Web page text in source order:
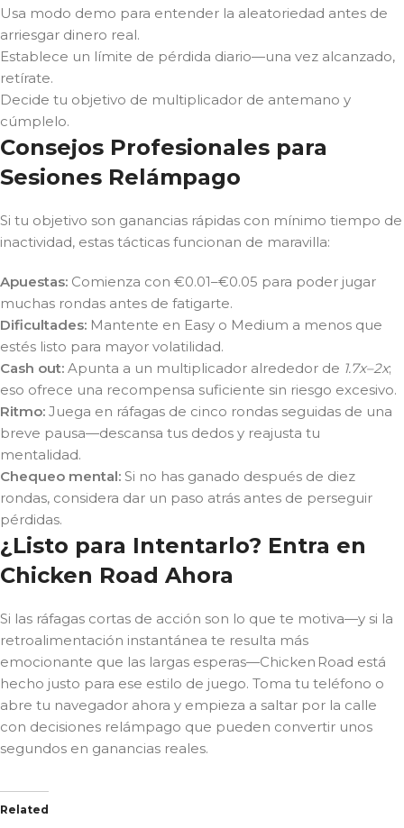
Usa modo demo para entender la aleatoriedad antes de
arriesgar dinero real.
Establece un límite de pérdida diario—una vez alcanzado,
retírate.
Decide tu objetivo de multiplicador de antemano y
cúmplelo.
Consejos Profesionales para
Sesiones Relámpago
Si tu objetivo son ganancias rápidas con mínimo tiempo de
inactividad, estas tácticas funcionan de maravilla:
Apuestas: Comienza con €0.01–€0.05 para poder jugar
muchas rondas antes de fatigarte.
Dificultades: Mantente en Easy o Medium a menos que
estés listo para mayor volatilidad.
Cash out: Apunta a un multiplicador alrededor de 1.7x–2x;
eso ofrece una recompensa suficiente sin riesgo excesivo.
Ritmo: Juega en ráfagas de cinco rondas seguidas de una
breve pausa—descansa tus dedos y reajusta tu
mentalidad.
Chequeo mental: Si no has ganado después de diez
rondas, considera dar un paso atrás antes de perseguir
pérdidas.
¿Listo para Intentarlo? Entra en
Chicken Road Ahora
Si las ráfagas cortas de acción son lo que te motiva—y si la
retroalimentación instantánea te resulta más
emocionante que las largas esperas—Chicken Road está
hecho justo para ese estilo de juego. Toma tu teléfono o
abre tu navegador ahora y empieza a saltar por la calle
con decisiones relámpago que pueden convertir unos
segundos en ganancias reales.
Related